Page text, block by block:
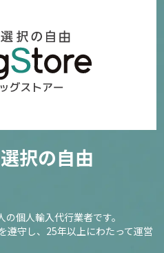
択の自由
個人輸入代行業者です。
守し、 25年以上にわたって運営